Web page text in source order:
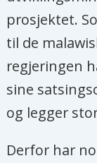
prosjektet.
til de
regjeringen
sine
og legger
Derfor har